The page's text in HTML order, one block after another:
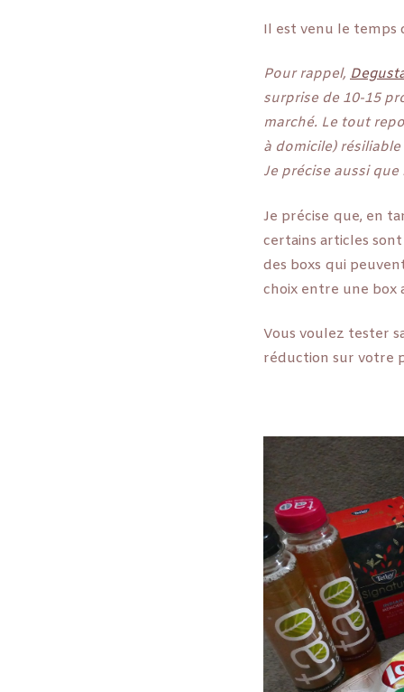
Il est venu le temps
Pour rappel,
surprise de 10-15
marché. Le tout
à domicile)
Je précise aussi
Je précise que, en
certains articles
des boxs qui
choix entre une box
Vous voulez tester
réduction sur votre